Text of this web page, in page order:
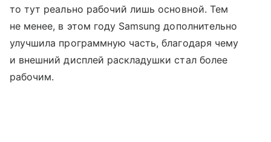
то тут реально рабочий лишь основной. Тем
не менее, в этом году Samsung дополнительно
улучшила программную часть, благодаря чему
и внешний дисплей раскладушки стал более
рабочим.